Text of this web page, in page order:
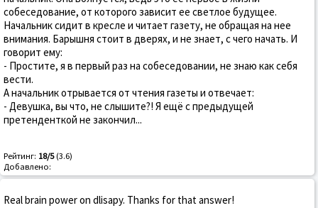
собеседование, от которого зависит ее светлое будущее.
Начальник сидит в кресле и читает газету, не обращая на нее
внимания. Барышня стоит в дверях, и не знает, с чего начать. И
говорит ему:
- Простите, я в первый раз на собеседовании, не знаю как себя
вести.
А начальник отрывается от чтения газеты и отвечает:
- Девушка, вы что, не слышите?! Я ещё с предыдущей
претенденткой не закончил...
Рейтинг: 18/5(3.6)
Добавлено:
Real brain power on dlisapy. Thanks for that answer!